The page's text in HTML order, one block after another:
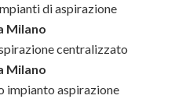
di aspirazione
Milano
centralizzato
Milano
impianto aspirazione